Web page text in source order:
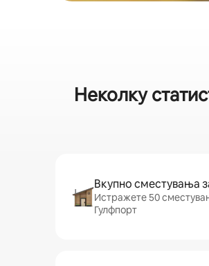
Неколку
Вкупно сместувања
Истражете 50
Гулфпорт